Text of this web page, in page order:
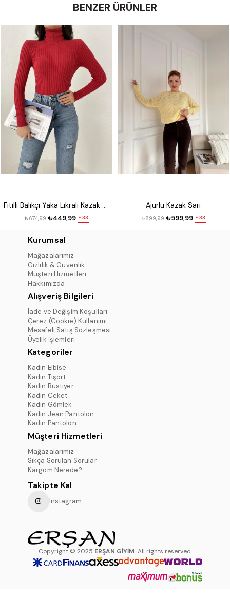
BENZER ÜRÜNLER
Fitilli Balıkçı Yaka Likralı Kazak Kırmızı
%33
₺449,99
₺674,99
Ajurlu Kazak Sarı
%33
₺599,99
₺899,99
Kurumsal
Mağazalarımız
Gizlilik & Güvenlik
Müşteri Hizmetleri
Hakkımızda
Alışveriş Bilgileri
İade ve Değişim Koşulları
Çerez (Cookie) Kullanımı
Mesafeli Satış Sözleşmesi
Üyelik İşlemleri
Kategoriler
Kadın Elbise
Kadın Tişört
Kadın Büstiyer
Kadın Ceket
Kadın Gömlek
Kadın Jean Pantolon
Kadın Pantolon
Müşteri Hizmetleri
Mağazalarımız
Sıkça Sorulan Sorular
Kargom Nerede?
Takipte Kal
Instagram
Copyright © 2025 ERŞAN GİYİM All rights reserved.